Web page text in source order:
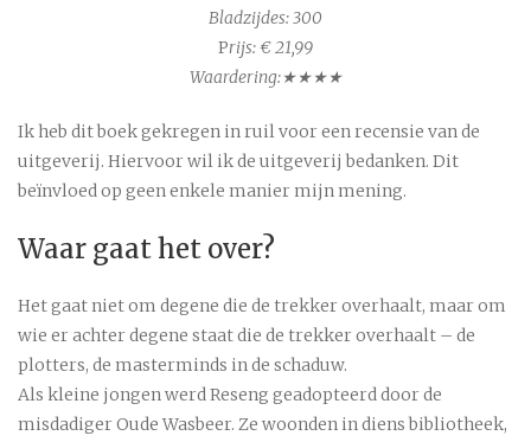
Bladzijdes: 300
Prijs: € 21,99
Waardering:★★★★
Ik heb dit boek gekregen in ruil voor een recensie van de
uitgeverij. Hiervoor wil ik de uitgeverij bedanken. Dit
beïnvloed op geen enkele manier mijn mening.
Waar gaat het over?
Het gaat niet om degene die de trekker overhaalt, maar om
wie er achter degene staat die de trekker overhaalt – de
plotters, de masterminds in de schaduw.
Als kleine jongen werd Reseng geadopteerd door de
misdadiger Oude Wasbeer. Ze woonden in diens bibliotheek,